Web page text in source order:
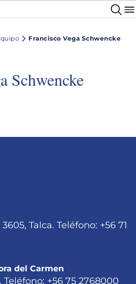
Francisco Vega Schwencke
Schwencke
Talca. Teléfono: +56 71
del Carmen
+56 75 2768000